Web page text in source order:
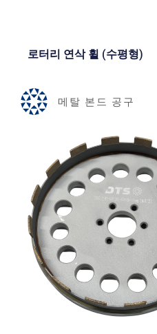
로터리 연삭 휠 (수평형)
메탈 본드 공구